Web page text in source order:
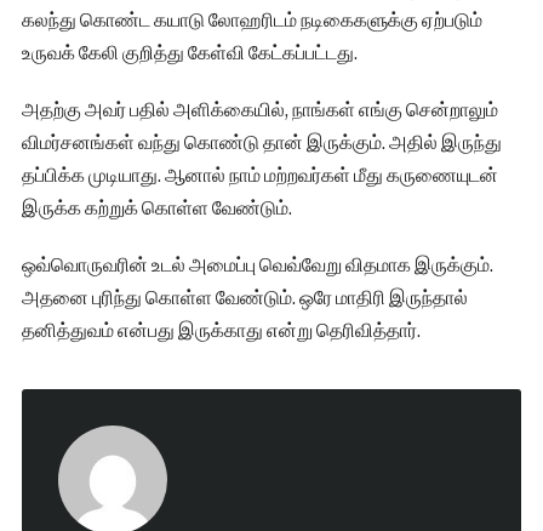
கலந்து கொண்ட கயாடு லோஹரிடம் நடிகைகளுக்கு ஏற்படும்
உருவக் கேலி குறித்து கேள்வி கேட்கப்பட்டது.
அதற்கு அவர் பதில் அளிக்கையில், நாங்கள் எங்கு சென்றாலும்
விமர்சனங்கள் வந்து கொண்டு தான் இருக்கும். அதில் இருந்து
தப்பிக்க முடியாது. ஆனால் நாம் மற்றவர்கள் மீது கருணையுடன்
இருக்க கற்றுக் கொள்ள வேண்டும்.
ஒவ்வொருவரின் உடல் அமைப்பு வெவ்வேறு விதமாக இருக்கும்.
அதனை புரிந்து கொள்ள வேண்டும். ஒரே மாதிரி இருந்தால்
தனித்துவம் என்பது இருக்காது என்று தெரிவித்தார்.